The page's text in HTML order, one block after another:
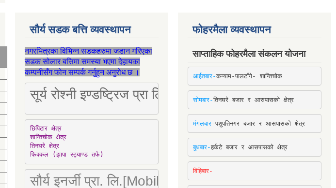
सौर्य सडक बत्ति व्यवस्थापन
नगरभित्रका विभिन्न सडकहरुमा जडान गरिएका
सडक सोलार बत्तिमा समस्या भएमा देहायका
कम्पनीसँग फोन सम्पर्क गर्नुहुन अनुरोध छ ।
सूर्य रोश्नी इण्डष्ट्रिज प्रा लि [Mobile: 9851034034]
छिपिटार क्षेत्र
शान्तिचोक क्षेत्र
तिनघरे क्षेत्र
फिक्कल (झापा स्ट्याण्ड तर्फ)
सौर्य इनर्जी प्रा. लि.[Mobile : 9842780266]
फोहरमैला व्यवस्थापन
साप्ताहिक फोहरमैला संकलन योजना
आईतबार-कन्याम-पालटाँगे- शान्तिचोक
सोमबार-तिनघरे बजार र आसपासको क्षेत्र
मंगलबार-पशुपतिनगर बजार र आसपासको क्षेत्र
बुधबार-हर्कटे बजार र आसपासको क्षेत्र
विहिबार-